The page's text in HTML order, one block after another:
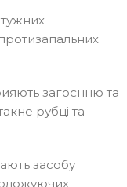
загоєнню та
рубці та
засобу